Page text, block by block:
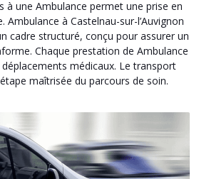
à une Ambulance permet une prise en
Ambulance à Castelnau-sur-l’Auvignon
cadre structuré, conçu pour assurer un
Chaque prestation de Ambulance
médicaux. Le transport
maîtrisée du parcours de soin.